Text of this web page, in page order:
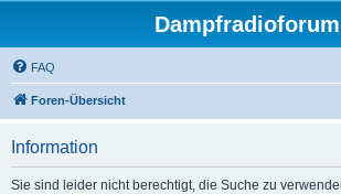
Dampfradioforum
FAQ
Foren-Übersicht
Information
Sie sind leider nicht berechtigt, die Suche zu